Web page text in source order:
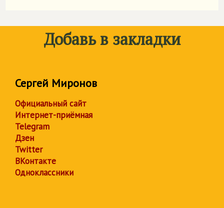
Добавь в закладки
Сергей Миронов
Официальный сайт
Интернет-приёмная
Telegram
Дзен
Twitter
ВКонтакте
Одноклассники